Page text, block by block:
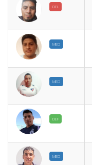
DEL
MED
MED
DEF
MED